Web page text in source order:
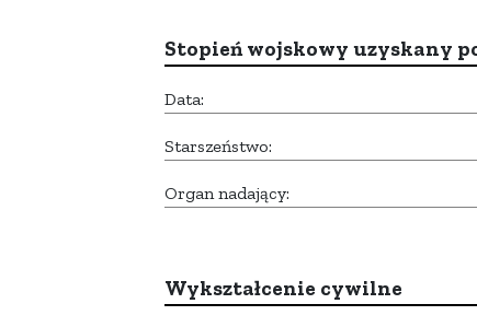
Stopień wojskowy uzyskany
Data:
Starszeństwo:
Organ nadający:
Wykształcenie cywilne